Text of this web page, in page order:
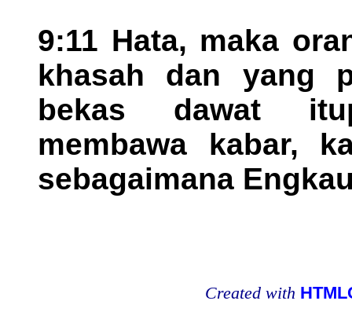
9:11 Hata, maka
khasah dan yang
bekas dawat
membawa kabar,
sebagaimana
Created with